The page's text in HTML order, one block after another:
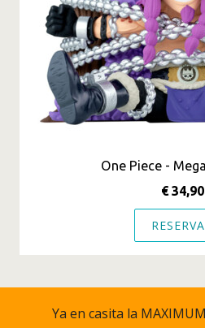
One Piece -
€ 34,90
Ya en casita la